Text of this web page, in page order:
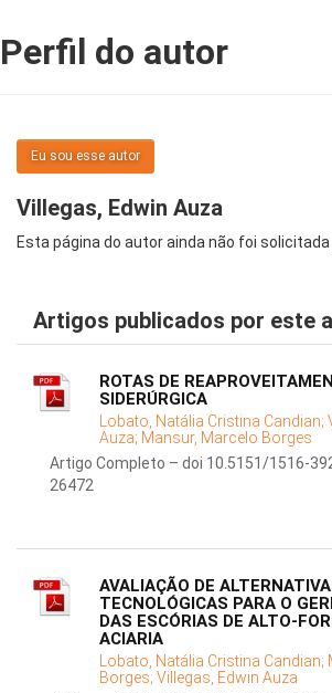
Perfil do autor
Eu sou esse autor
Villegas, Edwin Auza
Esta página do autor ainda não foi
Artigos publicados por este
ROTAS DE
SIDERÚRGICA
Lobato, Natália Cristina Candian;
Auza; Mansur, Marcelo Borges
Artigo Completo – doi 10.5151/1516-
26472
AVALIAÇÃO DE
TECNOLÓGICAS PARA O
DAS ESCÓRIAS DE ALTO-
ACIARIA
Lobato, Natália Cristina Candian;
Borges; Villegas, Edwin Auza